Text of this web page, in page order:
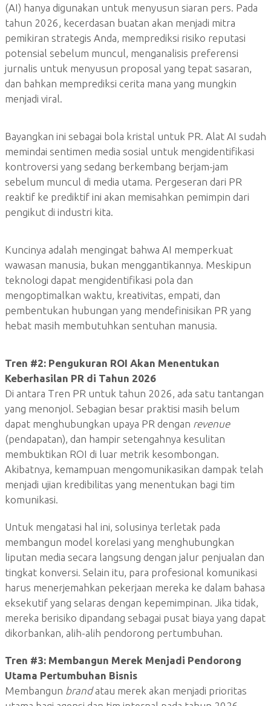
(AI) hanya digunakan untuk menyusun siaran pers. Pada
tahun 2026, kecerdasan buatan akan menjadi mitra
pemikiran strategis Anda, memprediksi risiko reputasi
potensial sebelum muncul, menganalisis preferensi
jurnalis untuk menyusun proposal yang tepat sasaran,
dan bahkan memprediksi cerita mana yang mungkin
menjadi viral.
Bayangkan ini sebagai bola kristal untuk PR. Alat AI sudah
memindai sentimen media sosial untuk mengidentifikasi
kontroversi yang sedang berkembang berjam-jam
sebelum muncul di media utama. Pergeseran dari PR
reaktif ke prediktif ini akan memisahkan pemimpin dari
pengikut di industri kita.
Kuncinya adalah mengingat bahwa AI memperkuat
wawasan manusia, bukan menggantikannya. Meskipun
teknologi dapat mengidentifikasi pola dan
mengoptimalkan waktu, kreativitas, empati, dan
pembentukan hubungan yang mendefinisikan PR yang
hebat masih membutuhkan sentuhan manusia.
Tren #2: Pengukuran ROI Akan Menentukan
Keberhasilan PR di Tahun 2026
Di antara Tren PR untuk tahun 2026, ada satu tantangan
yang menonjol. Sebagian besar praktisi masih belum
dapat menghubungkan upaya PR dengan revenue
(pendapatan), dan hampir setengahnya kesulitan
membuktikan ROI di luar metrik kesombongan.
Akibatnya, kemampuan mengomunikasikan dampak telah
menjadi ujian kredibilitas yang menentukan bagi tim
komunikasi.
Untuk mengatasi hal ini, solusinya terletak pada
membangun model korelasi yang menghubungkan
liputan media secara langsung dengan jalur penjualan dan
tingkat konversi. Selain itu, para profesional komunikasi
harus menerjemahkan pekerjaan mereka ke dalam bahasa
eksekutif yang selaras dengan kepemimpinan. Jika tidak,
mereka berisiko dipandang sebagai pusat biaya yang dapat
dikorbankan, alih-alih pendorong pertumbuhan.
Tren #3: Membangun Merek Menjadi Pendorong
Utama Pertumbuhan Bisnis
Membangun brandatau merek akan menjadi prioritas